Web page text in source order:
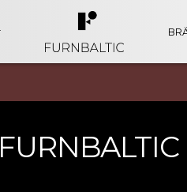
FURNBALTIC